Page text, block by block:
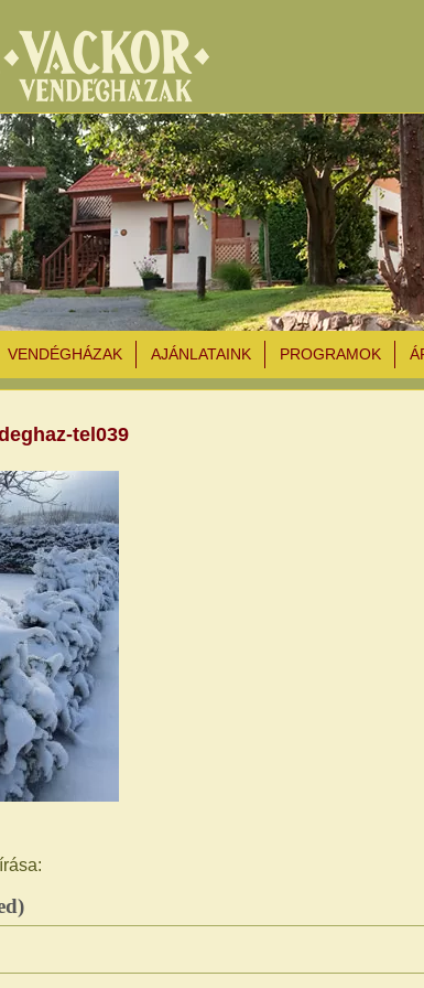
VENDÉGHÁZAK AJÁNLATAINK PROGRAMOK
tel039